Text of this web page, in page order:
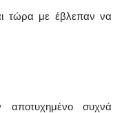
τώρα με έβλεπαν να
συχνά